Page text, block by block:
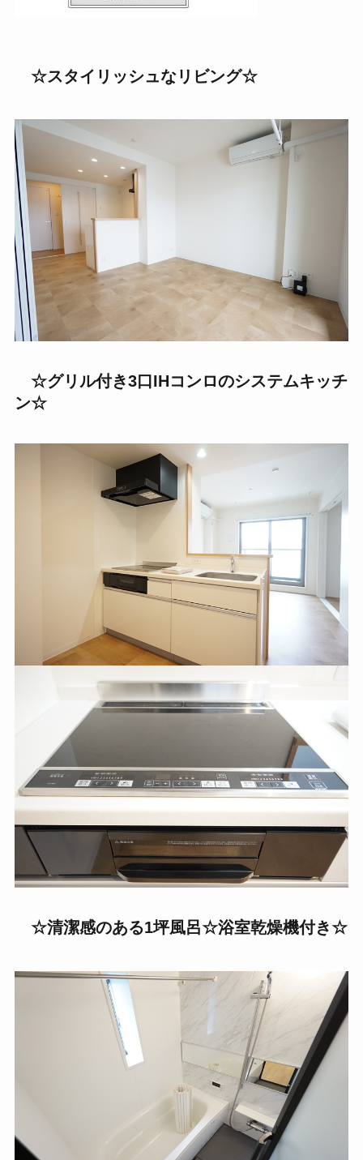
☆スタイリッシュなリビング☆
☆グリル付き3口IHコンロのシステムキッチ
ン☆
☆清潔感のある1坪風呂☆浴室乾燥機付き☆